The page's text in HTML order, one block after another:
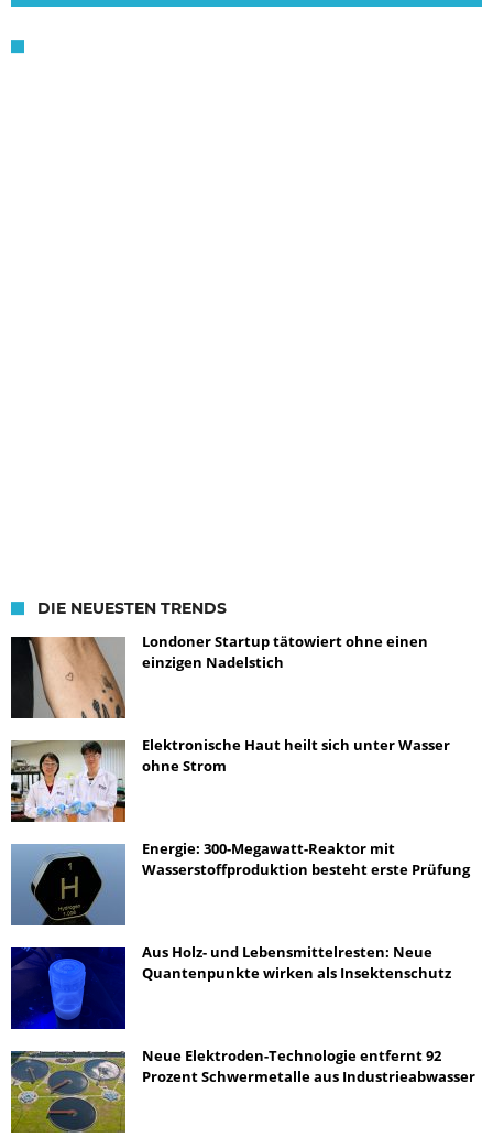
DIE NEUESTEN TRENDS
Londoner Startup tätowiert ohne einen
einzigen Nadelstich
Elektronische Haut heilt sich unter Wasser
ohne Strom
Energie: 300-Megawatt-Reaktor mit
Wasserstoffproduktion besteht erste Prüfung
Aus Holz- und Lebensmittelresten: Neue
Quantenpunkte wirken als Insektenschutz
Neue Elektroden-Technologie entfernt 92
Prozent Schwermetalle aus Industrieabwasser